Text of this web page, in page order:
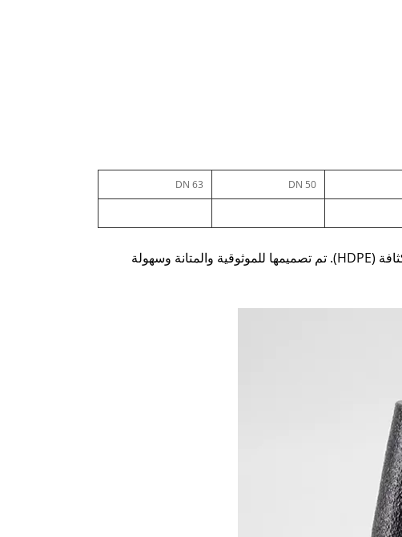
DN 50
DN 63
يعد صمام إيقاف رفع HDPE مكونًا دقيقًا للتحكم في السوائل مصمم خصيصًا لأنظمة أنابيب البولي إيثيلين عالية الكثافة (HDPE). تم تصميمها للموثوقية والمتانة وسهولة